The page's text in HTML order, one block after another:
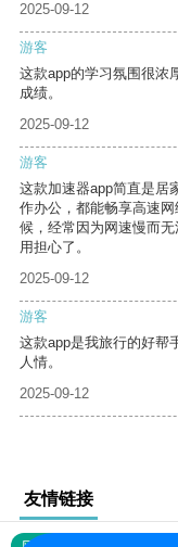
2025-09-12
游客
这款app的学习氛围很浓
成绩。
2025-09-12
游客
这款加速器app简直是居
作办公，都能畅享高速
候，经常因为网速慢而
用担心了。
2025-09-12
游客
这款app是我旅行的好帮
人情。
2025-09-12
友情链接